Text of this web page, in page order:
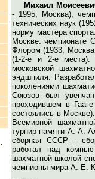
Михаил
- 1995, Москва),
технических наук
норму мастера
Москве: чемпионате
Флором (1933, Москва
(1-2-е и 2-е места).
московской
эндшпиля.
поколениями
Союзов был
проходившем в
состоялись в
Всемирной
турнир памяти А. А.
сборная СССР -
работал над
шахматной школой
чемпионы мира А. Е.